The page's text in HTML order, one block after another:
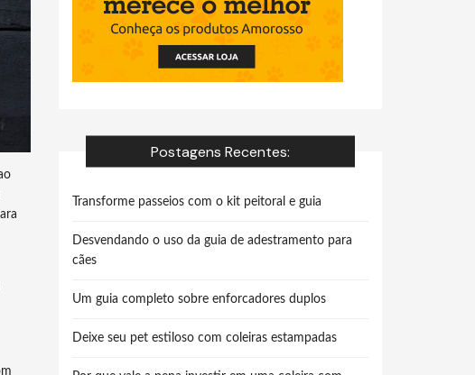
Postagens Recentes:
Transforme passeios com o kit peitoral e guia
Desvendando o uso da guia de adestramento para
cães
Um guia completo sobre enforcadores duplos
Deixe seu pet estiloso com coleiras estampadas